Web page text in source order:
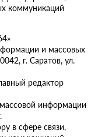
коммуникаций
и массовых
г. Саратов, ул.
редактор
информации
в сфере связи,